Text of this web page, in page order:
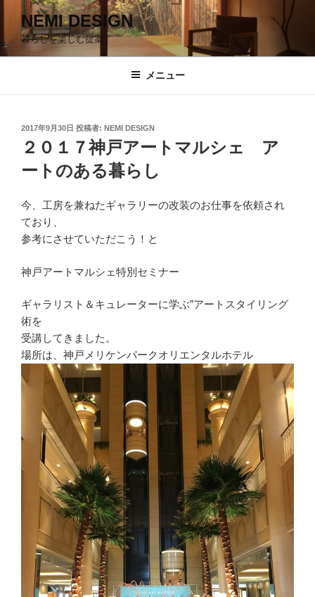
テ
ン
NEMI DESIGN
暮らしを楽しむ提案
メニュー
投
稿
日:
2017年9月30日 投稿者: NEMI DESIGN
２０１７神戸アートマルシェ ア
ートのある暮らし
今、工房を兼ねたギャラリーの改装のお仕事を依頼され
ており、
参考にさせていただこう！と
神戸アートマルシェ特別セミナー
ギャラリスト＆キュレーターに学ぶ”アートスタイリング
術を
受講してきました。
場所は、神戸メリケンパークオリエンタルホテル